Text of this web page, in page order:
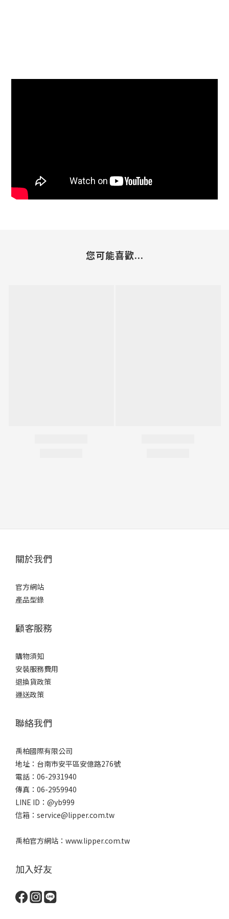
您可能喜歡...
關於我們
官方網站
產品型錄
顧客服務
購物須知
安裝服務費用
退換貨政策
運送政策
聯絡我們
禹柏國際有限公司
地址：台南市安平區安億路276號
電話：06-2931940
傳真：06-2959940
LINE ID：@yb999
信箱：service@lipper.com.tw
禹柏官方網站：www.lipper.com.tw
加入好友